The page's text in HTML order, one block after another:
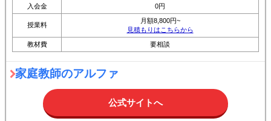
入会金
0円
授業料
月額8,800円~
見積もりはこちらから
教材費
要相談
家庭教師のアルファ
公式サイトへ